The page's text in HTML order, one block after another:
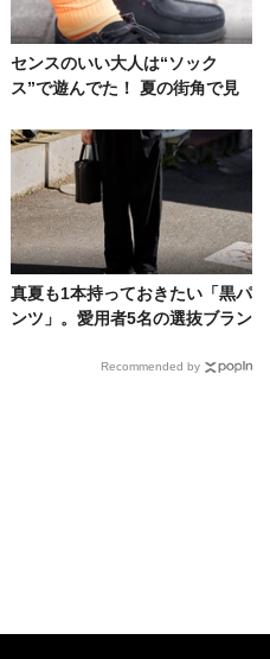
センスのいい大人は“ソック
ス”で遊んでた！ 夏の街角で見
真夏も1本持っておきたい「黒パ
ンツ」。愛用者5名の選抜ブラン
Recommended by